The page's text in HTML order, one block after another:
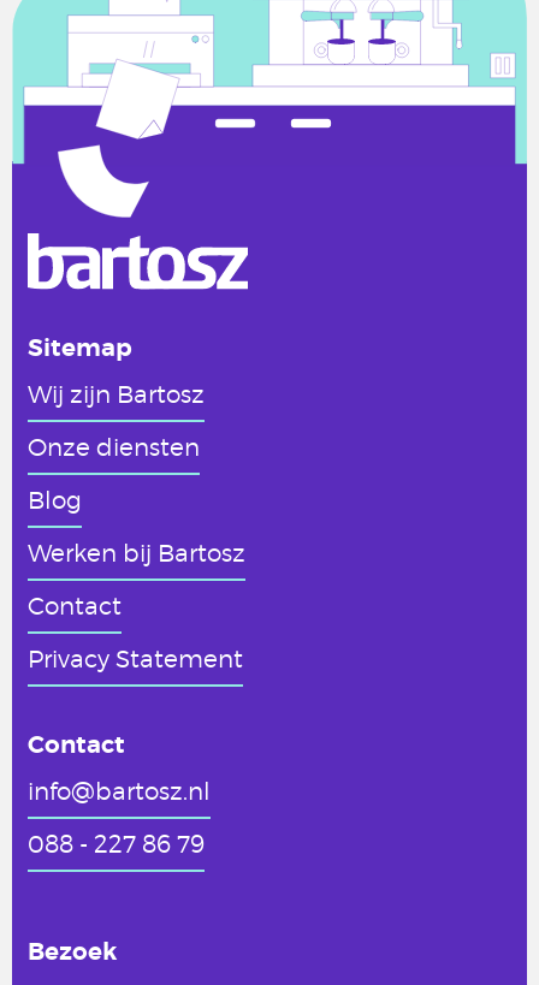
Sitemap
Wij zijn Bartosz
Onze diensten
Blog
Werken bij Bartosz
Contact
Privacy Statement
Contact
info@bartosz.nl
088 - 227 86 79
Bezoek